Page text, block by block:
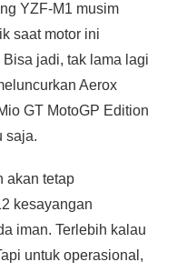
YZF-M1 musim
saat motor ini
jadi, tak lama lagi
Aerox
GT MotoGP Edition
saja.
akan tetap
kesayangan
iman. Terlebih kalau
untuk operasional,